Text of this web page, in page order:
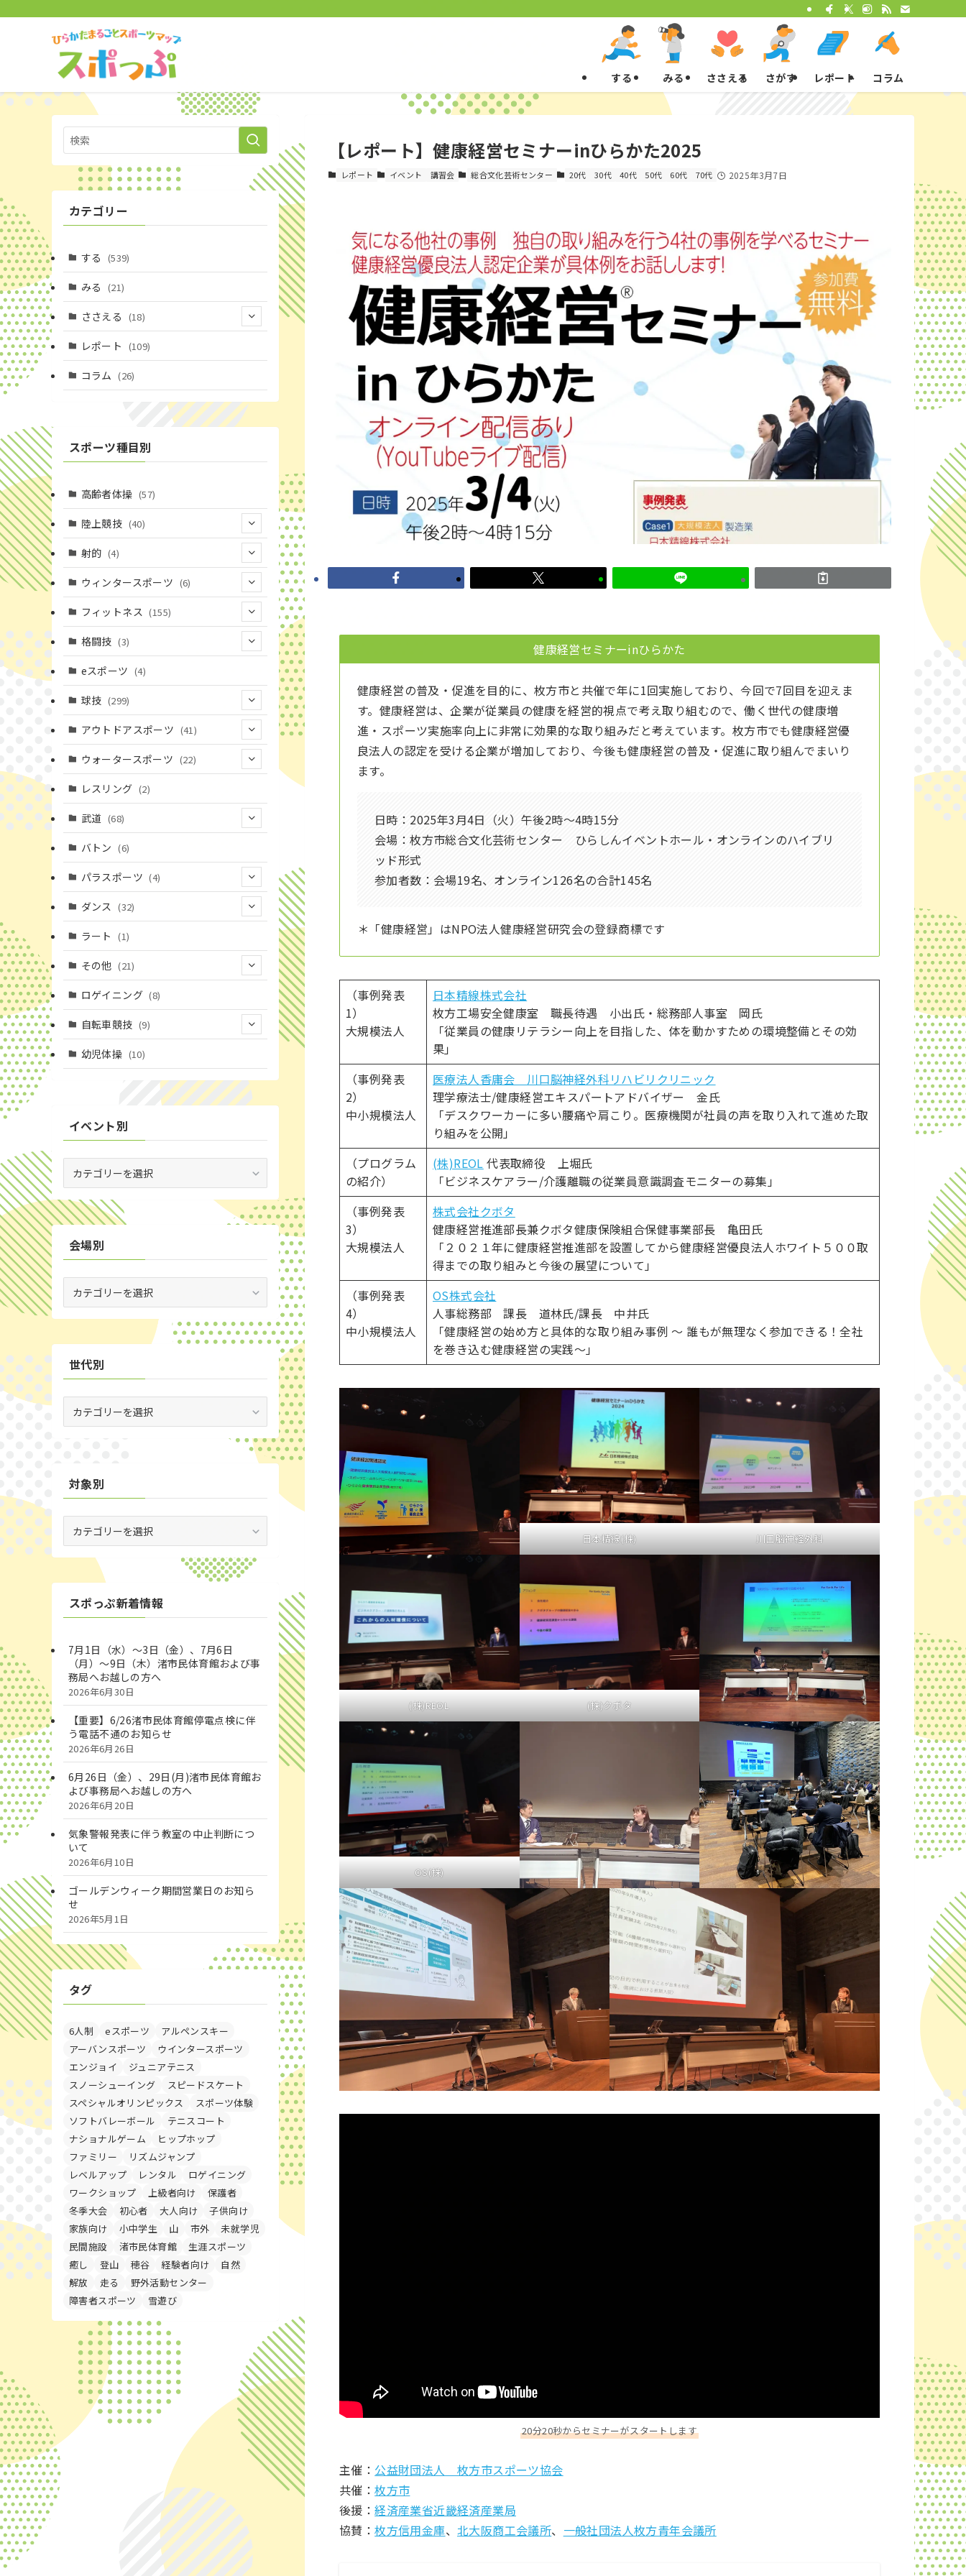
する みる ささえる さがす レポート コラム
【レポート】健康経営セミナーinひらかた2025
レポート イベント 講習会 総合文化芸術センター 20代 30代 40代 50代 60代 70代 2025年3月7日
健康経営セミナーinひらかた
健康経営の普及・促進を目的に、枚方市と共催で年に1回実施しており、今回で7回目を迎えま
す。健康経営は、企業が従業員の健康を経営的視点で考え取り組むので、働く世代の健康増
進・スポーツ実施率向上に非常に効果的な取り組みだと考えています。枚方市でも健康経営優
良法人の認定を受ける企業が増加しており、今後も健康経営の普及・促進に取り組んでまいり
ます。
日時：2025年3月4日（火）午後2時～4時15分
会場：枚方市総合文化芸術センター ひらしんイベントホール・オンラインのハイブリ
ッド形式
参加者数：会場19名、オンライン126名の合計145名
＊「健康経営」はNPO法人健康経営研究会の登録商標です
（事例発表
1）
大規模法人
日本精線株式会社
枚方工場安全健康室 職長待遇 小出氏・総務部人事室 岡氏
「従業員の健康リテラシー向上を目指した、体を動かすための環境整備とその効
果」
（事例発表
2）
中小規模法人
医療法人香庸会 川口脳神経外科リハビリクリニック
理学療法士/健康経営エキスパートアドバイザー 金氏
「デスクワーカーに多い腰痛や肩こり。医療機関が社員の声を取り入れて進めた取
り組みを公開」
（プログラム
の紹介）
(株)REOL 代表取締役 上堀氏
「ビジネスケアラー/介護離職の従業員意識調査モニターの募集」
（事例発表
3）
大規模法人
株式会社クボタ
健康経営推進部長兼クボタ健康保険組合保健事業部長 亀田氏
「２０２１年に健康経営推進部を設置してから健康経営優良法人ホワイト５００取
得までの取り組みと今後の展望について」
（事例発表
4）
中小規模法人
OS株式会社
人事総務部 課長 道林氏/課長 中井氏
「健康経営の始め方と具体的な取り組み事例 ～ 誰もが無理なく参加できる！全社
を巻き込む健康経営の実践～」
日本精線(株) 川口脳神経外科
(株)REOL (株)クボタ
OS(株)
20分20秒からセミナーがスタートします
主催： 公益財団法人 枚方市スポーツ協会
共催：枚方市
後援：経済産業省近畿経済産業局
協賛：枚方信用金庫、北大阪商工会議所、 一般社団法人枚方青年会議所
カテゴリー
する (539)
みる (21)
ささえる (18)
(4)
(1)
レポート (109)
コラム (26)
スポーツ種目別
高齢者体操 (57)
陸上競技 (40)
(2)
(1)
射的 (4)
(4)
ウィンタースポーツ (6)
(6)
フィットネス (155)
(16)
(37)
(18)
(43)
(52)
格闘技 (3)
(3)
eスポーツ (4)
球技 (299)
(20)
(14)
(10)
(16)
(12)
(19)
(11)
(3)
(14)
(4)
(20)
(6)
(2)
(59)
(29)
(35)
アウトドアスポーツ (41)
(4)
(8)
ウォータースポーツ (22)
(7)
(15)
(1)
レスリング (2)
武道 (68)
(23)
(10)
(16)
(6)
バトン (6)
パラスポーツ (4)
ダンス (32)
(3)
(2)
ラート (1)
その他 (21)
(4)
(1)
ロゲイニング (8)
自転車競技 (9)
幼児体操 (10)
イベント別
ン
ト
別
会場別
別
世代別
対象別
別
スポっぷ新着情報
7月1日（水）～3日（金）、7月6日
（月）～9日（木）渚市民体育館および事
務局へお越しの方へ
2026年6月30日
【重要】6/26渚市民体育館停電点検に伴
う電話不通のお知らせ
2026年6月26日
6月26日（金）、29日(月)渚市民体育館お
よび事務局へお越しの方へ
2026年6月20日
気象警報発表に伴う教室の中止判断につ
いて
2026年6月10日
ゴールデンウィーク期間営業日のお知ら
せ
2026年5月1日
タグ
6人制 eスポーツ
アルペンスキー
アーバンスポーツ
ウインタースポーツ
エンジョイ
ジュニアテニス
スノーシューイング
スピードスケート
スペシャルオリンピックス
スポーツ体験
ソフトバレーボール
テニスコート
ナショナルゲーム
ヒップホップ
ファミリー
リズムジャンプ
レベルアップ
レンタル
ロゲイニング
ワークショップ
上級者向け
保護者
冬季大会
初心者 大人向け
子供向け
家族向け
小中学生 山 市外
未就学児
民間施設
渚市民体育館
生涯スポーツ
癒し
登山 穂谷 経験者向け
自然
解放
走る
野外活動センター
障害者スポーツ
雪遊び